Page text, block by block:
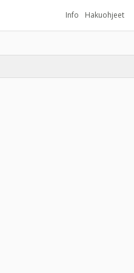
Info Hakuohjeet